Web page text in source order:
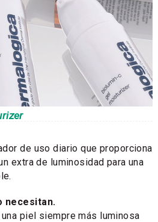
de uso diario que proporciona
extra de luminosidad para una
necesitan.
piel siempre más luminosa